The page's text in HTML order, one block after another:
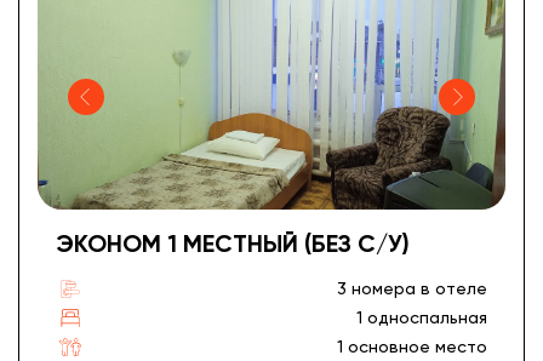
ЭКОНОМ 1 МЕСТНЫЙ (БЕЗ С/У)
3 номера в отеле
1 односпальная
1 основное место